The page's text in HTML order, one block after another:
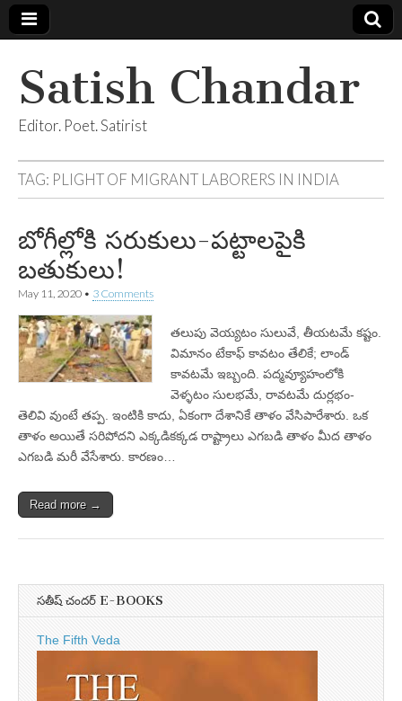
Satish Chandar
Editor. Poet. Satirist
TAG: PLIGHT OF MIGRANT LABORERS IN INDIA
బోగీల్లోకి సరుకులు-పట్టాలపైకి
బతుకులు!
May 11, 2020 • 3 Comments
తలుపు వెయ్యటం సులువే, తీయటమే కష్టం.
విమానం టేకాఫ్‌ కావటం తేలికే; లాండ్‌
కావటమే ఇబ్బంది. పద్మవ్యూహంలోకి
వెళ్ళటం సులభమే, రావటమే దుర్లభం-
తెలివి వుంటే తప్ప. ఇంటికి కాదు, ఏకంగా దేశానికే తాళం వేసిపారేశారు. ఒక
తాళం అయితే సరిపోదని ఎక్కడికక్కడ రాష్ట్రాలు ఎగబడి తాళం మీద తాళం
ఎగబడి మరీ వేసేశారు. కారణం…
Read more →
సతీష్ చందర్ E-BOOKS
The Fifth Veda